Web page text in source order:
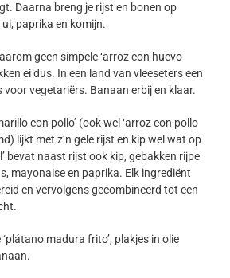
Daarna breng je rijst en bonen op
paprika en komijn.
geen simpele ‘arroz con huevo
ei dus. In een land van vleeseters een
voor vegetariërs. Banaan erbij en klaar.
con pollo’ (ook wel ‘arroz con pollo
lijkt met z’n gele rijst en kip wel wat op
bevat naast rijst ook kip, gebakken rijpe
mayonaise en paprika. Elk ingrediënt
en vervolgens gecombineerd tot een
madura frito’, plakjes in olie